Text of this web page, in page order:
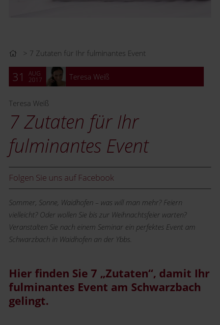
7 Zutaten für Ihr fulminantes Event
31
AUG
2017
Teresa Weiß
Teresa Weiß
7 Zutaten für Ihr
fulminantes Event
Folgen Sie uns auf Facebook
Sommer, Sonne, Waidhofen – was will man mehr? Feiern
vielleicht? Oder wollen Sie bis zur Weihnachtsfeier warten?
Veranstalten Sie nach einem Seminar ein perfektes Event am
Schwarzbach in Waidhofen an der Ybbs.
Hier finden Sie 7 „Zutaten“, damit Ihr
fulminantes Event am Schwarzbach
gelingt.